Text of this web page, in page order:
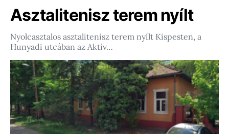
Asztalitenisz terem nyílt
Nyolcasztalos asztalitenisz terem nyílt Kispesten, a
Hunyadi utcában az Aktív…